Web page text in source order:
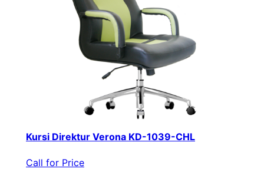
Kursi Direktur Verona KD-1039-CHL
Call for Price